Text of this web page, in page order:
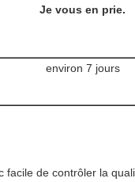
Je vous en prie.
environ 7 jours
de contrôler la